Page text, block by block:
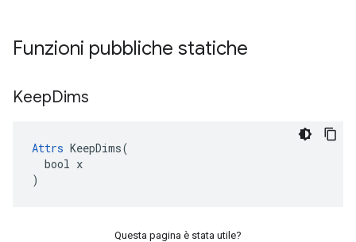
Funzioni pubbliche statiche
KeepDims
Attrs KeepDims(
  bool x
)
Questa pagina è stata utile?